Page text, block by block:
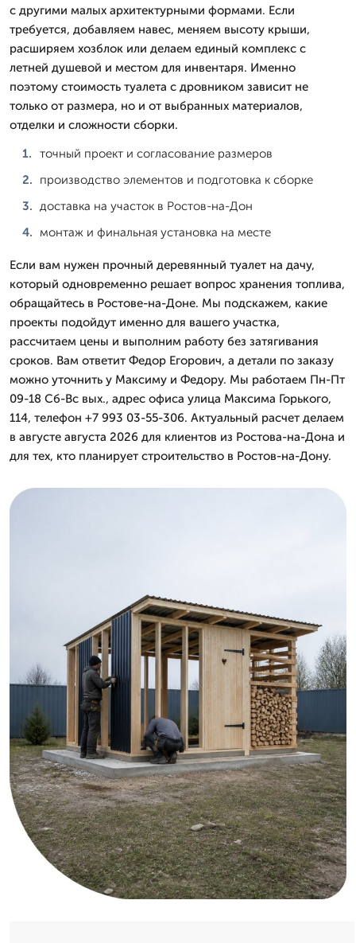
с другими малых архитектурными формами. Если
требуется, добавляем навес, меняем высоту крыши,
расширяем хозблок или делаем единый комплекс с
летней душевой и местом для инвентаря. Именно
поэтому стоимость туалета с дровником зависит не
только от размера, но и от выбранных материалов,
отделки и сложности сборки.
точный проект и согласование размеров
производство элементов и подготовка к сборке
доставка на участок в Ростов-на-Дон
монтаж и финальная установка на месте
Если вам нужен прочный деревянный туалет на дачу,
который одновременно решает вопрос хранения топлива,
обращайтесь в Ростове-на-Доне. Мы подскажем, какие
проекты подойдут именно для вашего участка,
рассчитаем цены и выполним работу без затягивания
сроков. Вам ответит Федор Егорович, а детали по заказу
можно уточнить у Максиму и Федору. Мы работаем Пн-Пт
09-18 Сб-Вс вых., адрес офиса улица Максима Горького,
114, телефон +7 993 03-55-306. Актуальный расчет делаем
в августе августа 2026 для клиентов из Ростова-на-Дона и
для тех, кто планирует строительство в Ростов-на-Дону.